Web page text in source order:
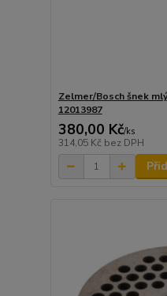
Zelmer/Bosch šnek
12013987
380,00 Kč/ks
314,05 Kč bez DPH